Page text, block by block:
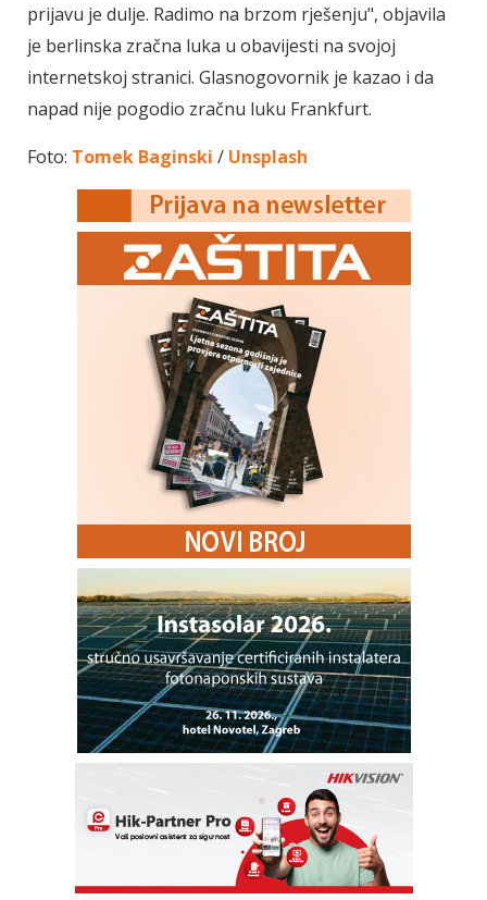
prijavu je dulje. Radimo na brzom rješenju", objavila
je berlinska zračna luka u obavijesti na svojoj
internetskoj stranici. Glasnogovornik je kazao i da
napad nije pogodio zračnu luku Frankfurt.
Foto: Tomek Baginski / Unsplash